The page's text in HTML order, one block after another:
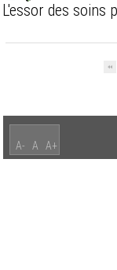
L'essor des soins
A- A A+